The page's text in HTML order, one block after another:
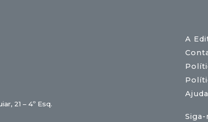
21 – 4º Esq.
A
Ajuda
Siga-